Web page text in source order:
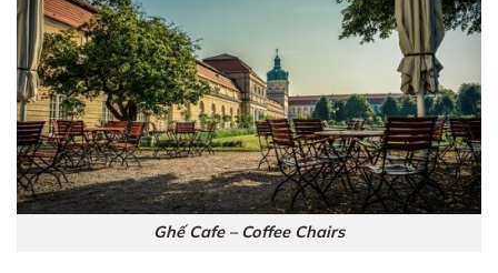
Ghế Cafe – Coffee Chairs